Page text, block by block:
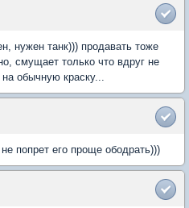
нужен танк))) продавать тоже
смущает только что вдруг не
на обычную краску...
попрет его проще ободрать)))